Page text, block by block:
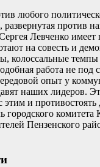
любого
развернутая против
Левченко имеет
на совесть и
колоссальные темпы
работа не под
опыт у
наших лидеров.
этим и
городского
Пензенского